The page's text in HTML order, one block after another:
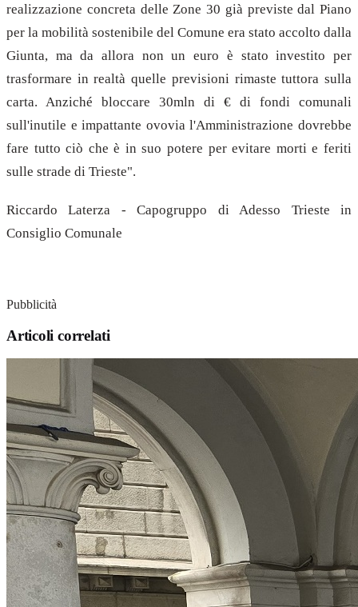
realizzazione concreta delle Zone 30 già previste dal Piano
per la mobilità sostenibile del Comune era stato accolto dalla
Giunta, ma da allora non un euro è stato investito per
trasformare in realtà quelle previsioni rimaste tuttora sulla
carta. Anziché bloccare 30mln di € di fondi comunali
sull'inutile e impattante ovovia l'Amministrazione dovrebbe
fare tutto ciò che è in suo potere per evitare morti e feriti
sulle strade di Trieste".
Riccardo Laterza - Capogruppo di Adesso Trieste in
Consiglio Comunale
Pubblicità
Articoli correlati